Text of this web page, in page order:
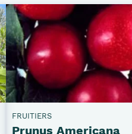
FRUITIERS
Prunus Americana